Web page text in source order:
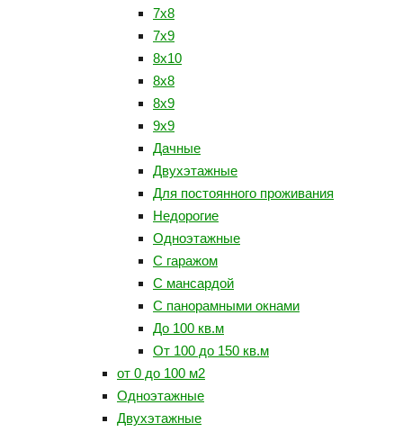
7х8
7х9
8х10
8х8
8х9
9х9
Дачные
Двухэтажные
Для постоянного проживания
Недорогие
Одноэтажные
С гаражом
С мансардой
С панорамными окнами
До 100 кв.м
От 100 до 150 кв.м
от 0 до 100 м2
Одноэтажные
Двухэтажные